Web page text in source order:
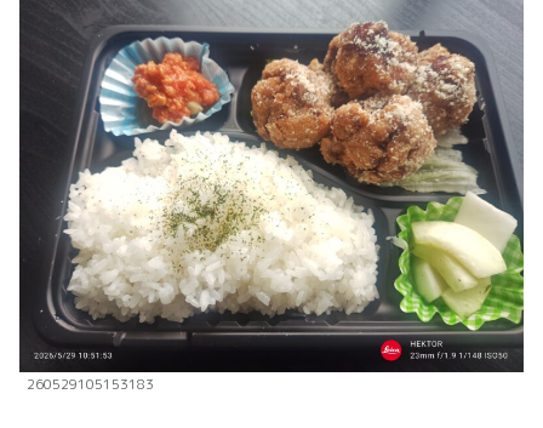
260529105153183